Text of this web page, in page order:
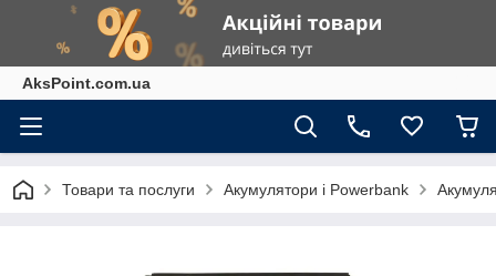
AksPoint.com.ua
Товари та послуги Акумулятори і Powerbank